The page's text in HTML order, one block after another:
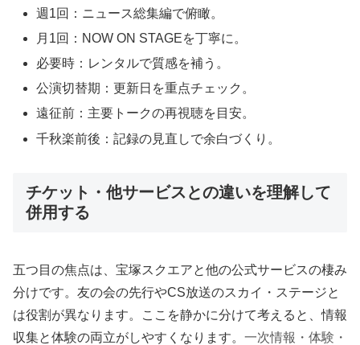
週1回：ニュース総集編で俯瞰。
月1回：NOW ON STAGEを丁寧に。
必要時：レンタルで質感を補う。
公演切替期：更新日を重点チェック。
遠征前：主要トークの再視聴を目安。
千秋楽前後：記録の見直しで余白づくり。
チケット・他サービスとの違いを理解して
併用する
五つ目の焦点は、宝塚スクエアと他の公式サービスの棲み
分けです。友の会の先行やCS放送のスカイ・ステージと
は役割が異なります。ここを静かに分けて考えると、情報
収集と体験の両立がしやすくなります。 一次情報・体験・